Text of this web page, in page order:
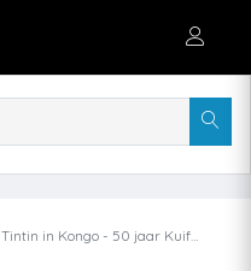
Tintin in Kongo - 50 jaar Kuifje - Opl. 99 ex - Genummerd - 1e druk 1990